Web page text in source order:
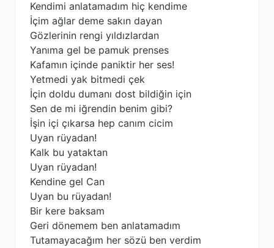
Kendimi anlatamadım hiç kendime
İçim ağlar deme sakın dayan
Gözlerinin rengi yıldızlardan
Yanıma gel be pamuk prenses
Kafamın içinde paniktir her ses!
Yetmedi yak bitmedi çek
İçin doldu dumanı dost bildiğin için
Sen de mi iğrendin benim gibi?
İşin içi çıkarsa hep canım cicim
Uyan rüyadan!
Kalk bu yataktan
Uyan rüyadan!
Kendine gel Can
Uyan bu rüyadan!
Bir kere baksam
Geri dönemem ben anlatamadım
Tutamayacağım her sözü ben verdim